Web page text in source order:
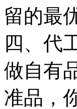
留的最
四、代
做自有
准品，